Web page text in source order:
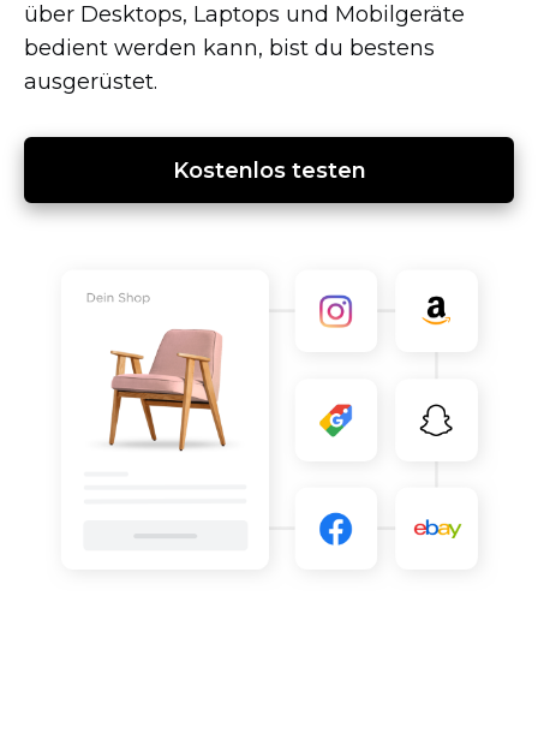
über Desktops, Laptops und Mobilgeräte
bedient werden kann, bist du bestens
ausgerüstet.
Kostenlos testen